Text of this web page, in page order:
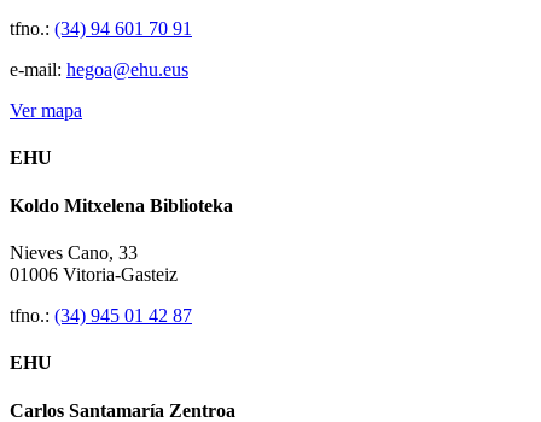
tfno.: (34) 94 601 70 91
e-mail: hegoa@ehu.eus
Ver mapa
EHU
Koldo Mitxelena Biblioteka
Nieves Cano, 33
01006 Vitoria-Gasteiz
tfno.: (34) 945 01 42 87
EHU
Carlos Santamaría Zentroa